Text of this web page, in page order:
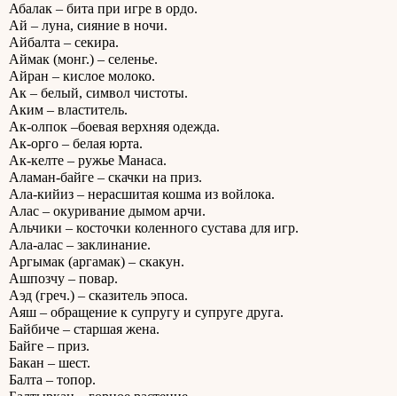
Абалак – бита при игре в ордо.
Ай – луна, сияние в ночи.
Айбалта – секира.
Аймак (монг.) – селенье.
Айран – кислое молоко.
Ак – белый, символ чистоты.
Аким – властитель.
Ак-олпок –боевая верхняя одежда.
Ак-орго – белая юрта.
Ак-келте – ружье Манаса.
Аламан-байге – скачки на приз.
Ала-кийиз – нерасшитая кошма из войлока.
Алас – окуривание дымом арчи.
Альчики – косточки коленного сустава для игр.
Ала-алас – заклинание.
Аргымак (аргамак) – скакун.
Ашпозчу – повар.
Аэд (греч.) – сказитель эпоса.
Аяш – обращение к супругу и супруге друга.
Байбиче – старшая жена.
Байге – приз.
Бакан – шест.
Балта – топор.